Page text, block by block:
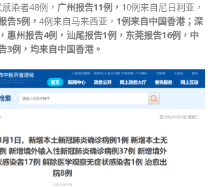
染者48例， 广州报告11例， 10例来自尼日利亚，
告5例， 4例来自马来西亚， 1例来自中国香港； 深
惠州报告4例，汕尾报告1例，东莞报告16例，中
3例， 均来自中国香港。